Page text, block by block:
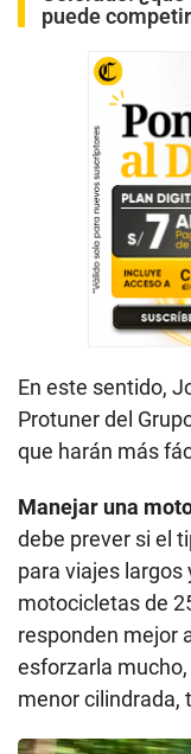
puede
En este sentido,
Protuner del
que harán más
Manejar una
debe prever si el
para viajes
motocicletas de
responden mejor
esforzarla
menor cilindrada,